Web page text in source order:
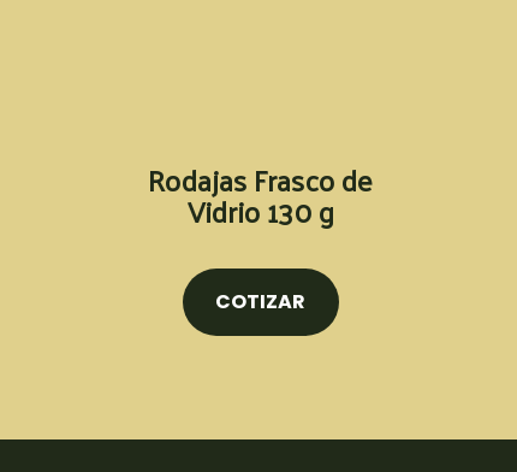
Rodajas Frasco de
Vidrio 130 g
COTIZAR